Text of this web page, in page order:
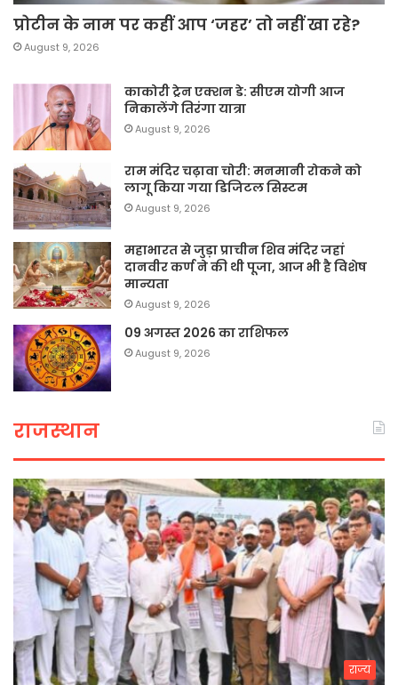
प्रोटीन के नाम पर कहीं आप ‘जहर’ तो नहीं खा रहे?
August 9, 2026
काकोरी ट्रेन एक्शन डे: सीएम योगी आज
निकालेंगे तिरंगा यात्रा
August 9, 2026
राम मंदिर चढ़ावा चोरी: मनमानी रोकने को
लागू किया गया डिजिटल सिस्टम
August 9, 2026
महाभारत से जुड़ा प्राचीन शिव मंदिर जहां
दानवीर कर्ण ने की थी पूजा, आज भी है विशेष
मान्यता
August 9, 2026
09 अगस्त 2026 का राशिफल
August 9, 2026
राजस्थान
राज्य